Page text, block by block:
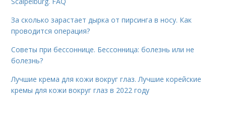
За сколько зарастает дырка от пирсинга в носу. Как
проводится операция?
Советы при бессоннице. Бессонница: болезнь или не
болезнь?
Лучшие крема для кожи вокруг глаз. Лучшие корейские
кремы для кожи вокруг глаз в 2022 году